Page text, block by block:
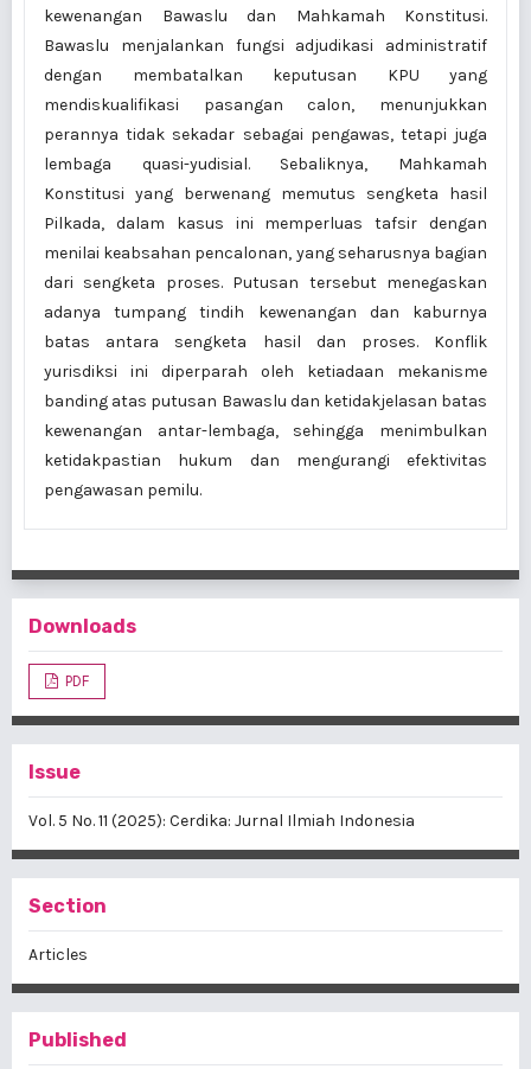
kewenangan Bawaslu dan Mahkamah Konstitusi.
Bawaslu menjalankan fungsi adjudikasi administratif
dengan membatalkan keputusan KPU yang
mendiskualifikasi pasangan calon, menunjukkan
perannya tidak sekadar sebagai pengawas, tetapi juga
lembaga quasi-yudisial. Sebaliknya, Mahkamah
Konstitusi yang berwenang memutus sengketa hasil
Pilkada, dalam kasus ini memperluas tafsir dengan
menilai keabsahan pencalonan, yang seharusnya bagian
dari sengketa proses. Putusan tersebut menegaskan
adanya tumpang tindih kewenangan dan kaburnya
batas antara sengketa hasil dan proses. Konflik
yurisdiksi ini diperparah oleh ketiadaan mekanisme
banding atas putusan Bawaslu dan ketidakjelasan batas
kewenangan antar-lembaga, sehingga menimbulkan
ketidakpastian hukum dan mengurangi efektivitas
pengawasan pemilu.
Downloads
PDF
Issue
Vol. 5 No. 11 (2025): Cerdika: Jurnal Ilmiah Indonesia
Section
Articles
Published